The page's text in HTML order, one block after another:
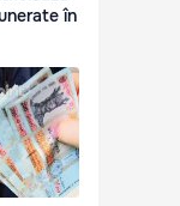
în